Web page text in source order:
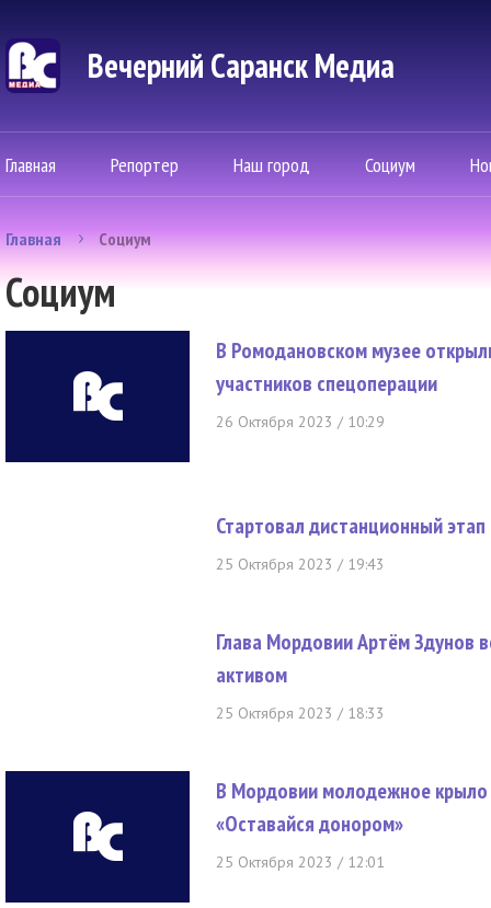
Вечерний Саранск Mедиа
Главная Репортер Наш город Социум
Главная Социум
Социум
В Ромодановском музее
участников спецоперации
26 Октября 2023 / 10:29
Стартовал дистанционный
25 Октября 2023 / 19:43
Глава Мордовии Артём Здунов
активом
25 Октября 2023 / 18:33
В Мордовии молодежное
«Оставайся донором»
25 Октября 2023 / 12:01